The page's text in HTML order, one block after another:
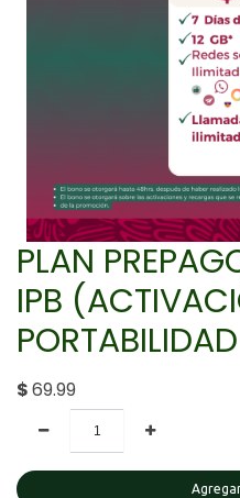
PLAN
IPB
$69.99